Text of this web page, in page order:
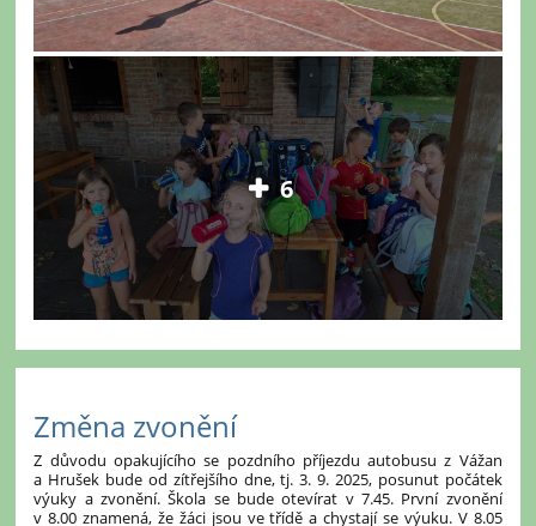
6
Změna zvonění
Z důvodu opakujícího se pozdního příjezdu autobusu z Vážan
a Hrušek bude od zítřejšího dne, tj. 3. 9. 2025, posunut počátek
výuky a zvonění.Škola se bude otevírat v 7.45. První zvonění
v 8.00 znamená, že žáci jsou ve třídě a chystají se výuku. V 8.05